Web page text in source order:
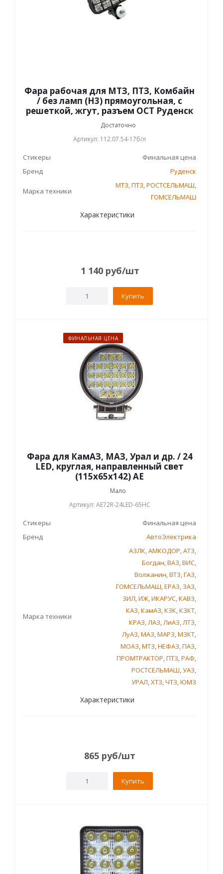
Фара рабочая для МТЗ, ПТЗ, Комбайн
/ без ламп (Н3) прямоугольная, с
решеткой, жгут, разъем ОСТ Руденск
Достаточно
Артикул: 112.07.54-17б/л
Стикеры
Финальная цена
Бренд
Руденск
Марка техники
МТЗ,ПТЗ,РОСТСЕЛЬМАШ,
ГОМСЕЛЬМАШ
Характеристики
1 140руб/шт
Купить
ФИНАЛЬНАЯ ЦЕНА
Фара для КамАЗ, МАЗ, Урал и др. / 24
LED, круглая, направленный свет
(115х65х142) АЕ
Мало
Артикул: AE72R-24LED-65HC
Стикеры
Финальная цена
Бренд
АвтоЭлектрика
Марка техники
АЗЛК,АМКОДОР,АТЗ,
Богдан,ВАЗ,ВИС,
Волжанин,ВТЗ,ГАЗ,
ГОМСЕЛЬМАШ,ЕРАЗ, ЗАЗ,
ЗИЛ,ИЖ,ИКАРУС,КАВЗ,
КАЗ,КамАЗ,КЗК,КЗКТ,
КРАЗ,ЛАЗ,ЛиАЗ,ЛТЗ,
ЛуАЗ,МАЗ,МАРЗ,МЗКТ,
МОАЗ,МТЗ,НЕФАЗ,ПАЗ,
ПРОМТРАКТОР,ПТЗ,РАФ,
РОСТСЕЛЬМАШ,УАЗ,
УРАЛ,ХТЗ,ЧТЗ,ЮМЗ
Характеристики
865 руб/шт
Купить